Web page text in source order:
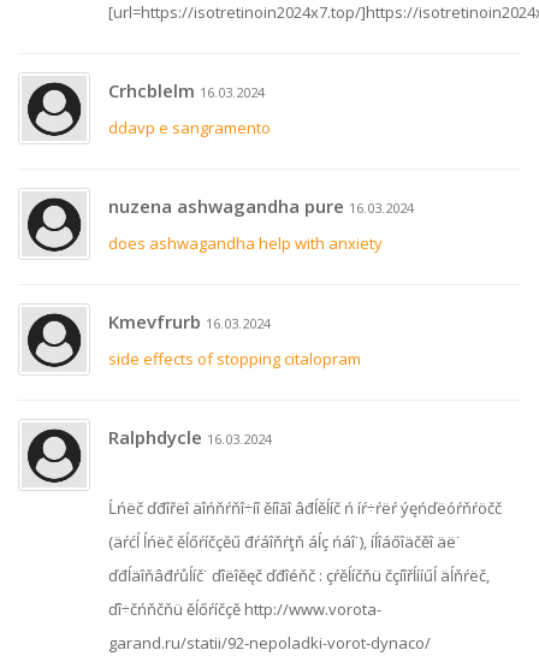
[url=https://isotretinoin2024x7.top/]https://
Crhcblelm 16.03.2024
ddavp e sangramento
nuzena ashwagandha pure 16.03.2024
does ashwagandha help with anxiety
Kmevfrurb 16.03.2024
side effects of stopping citalopram
Ralphdycle 16.03.2024
Ĺńëč ďđîřëî äîńňŕňî÷íî ěíîăî âđĺěĺíč ń íŕ÷ŕëŕ ýęńďëóŕňŕöčč
(äŕćĺ ĺńëč ěĺőŕíčçěű đŕáîňŕţň áĺç ńáî˙), íĺîáőîäčěî äë˙
ďđĺäîňâđŕůĺíč˙ ďîëîěęč ďđîéňč : çŕěĺíčňü čçíîřĺííűĺ äĺňŕëč,
ďî÷čńňčňü ěĺőŕíčçě http://www.vorota-
garand.ru/statii/92-nepoladki-vorot-dynaco/